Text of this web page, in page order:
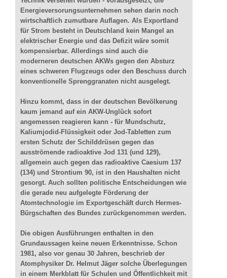
Energieversorungsunternehmen sehen darin noch
wirtschaftlich zumutbare Auflagen. Als Exportland
für Strom besteht in Deutschland kein Mangel an
elektrischer Energie und das Defizit wäre somit
kompensierbar. Allerdings sind auch die
moderneren deutschen AKWs gegen den Absturz
eines schweren Flugzeugs oder den Beschuss durch
konventionelle Sprenggranaten nicht ausgelegt.
Hinzu kommt, dass in der deutschen Bevölkerung
kaum jemand auf ein AKW-Unglück sofort
angemessen reagieren kann - für Mundschutz,
Kaliumjodid-Flüssigkeit oder Jod-Tabletten zum
ersten Schutz der Schilddrüsen gegen das
ausströmende radioaktive Jod 131 (und 129),
allgemein auch gegen das radioaktive Caesium 137
(134) und Strontium 90, ist in den Haushalten nicht
gesorgt. Auch sollten politische Entscheidungen wie
die gerade neu aufgelegte Förderung der
Atomtechnologie im Exportgeschäft durch Hermes-
Bürgschaften des Bundes zurückgenommen werden.
Die obigen Ausführungen enthalten in den
Grundaussagen keine neuen Erkenntnisse. Schon
1981, also vor genau 30 Jahren, beschrieb der
Atomphysiker Dr. Helmut Jäger solche Überlegungen
in einem Merkblatt für Schulen und Öffentlichkeit mit